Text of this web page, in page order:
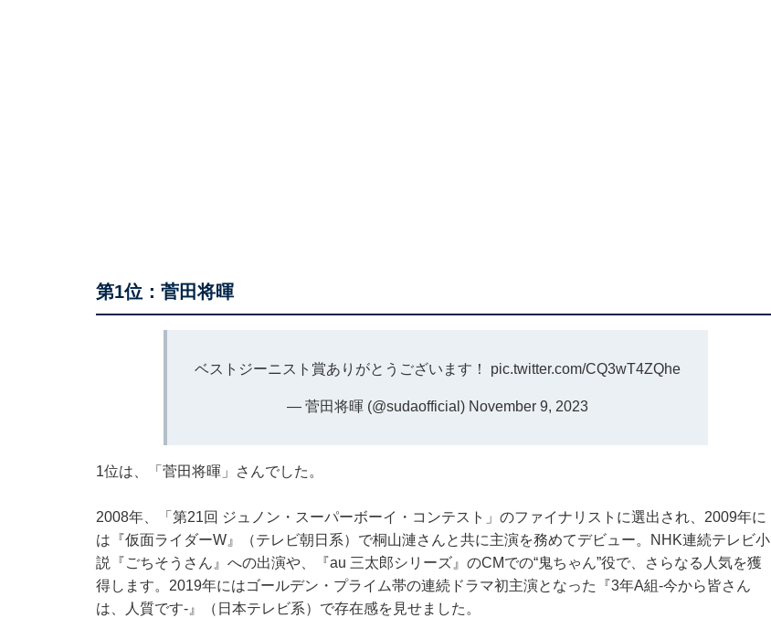
第1位：菅田将暉
ベストジーニスト賞ありがとうございます！ pic.twitter.com/CQ3wT4ZQhe
— 菅田将暉 (@sudaofficial) November 9, 2023
1位は、「菅田将暉」さんでした。
2008年、「第21回 ジュノン・スーパーボーイ・コンテスト」のファイナリストに選出され、2009年に
は『仮面ライダーW』（テレビ朝日系）で桐山漣さんと共に主演を務めてデビュー。NHK連続テレビ小
説『ごちそうさん』への出演や、『au 三太郎シリーズ』のCMでの“鬼ちゃん”役で、さらなる人気を獲
得します。2019年にはゴールデン・プライム帯の連続ドラマ初主演となった『3年A組-今から皆さん
は、人質です-』（日本テレビ系）で存在感を見せました。